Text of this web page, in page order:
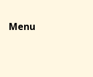
Menu